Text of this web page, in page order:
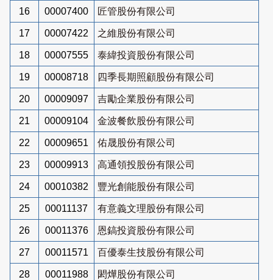
16 00007400 匠管股份有限公司
17 00007422 之維股份有限公司
18 00007555 泰緯投資股份有限公司
19 00008718 四季長期照顧股份有限公司
20 00009097 吉勵企業股份有限公司
21 00009104 金波餐飲股份有限公司
22 00009651 佑晟股份有限公司
23 00009913 高通領投股份有限公司
24 00010382 豐光創能股份有限公司
25 00011137 有意義文理股份有限公司
26 00011376 恩鎬投資股份有限公司
27 00011571 百優泰生技股份有限公司
28 00011988 閎燁股份有限公司